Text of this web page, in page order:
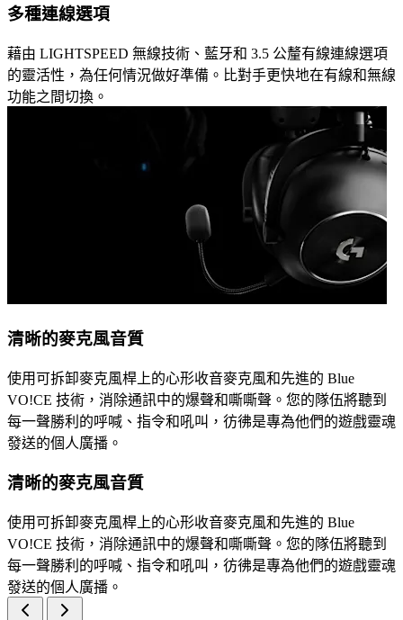
多種連線選項
藉由 LIGHTSPEED 無線技術、藍牙和 3.5 公釐有線連線選項
的靈活性，為任何情況做好準備。比對手更快地在有線和無線
功能之間切換。
清晰的麥克風音質
使用可拆卸麥克風桿上的心形收音麥克風和先進的 Blue
VO!CE 技術，消除通訊中的爆聲和嘶嘶聲。您的隊伍將聽到
每一聲勝利的呼喊、指令和吼叫，彷彿是專為他們的遊戲靈魂
發送的個人廣播。
清晰的麥克風音質
使用可拆卸麥克風桿上的心形收音麥克風和先進的 Blue
VO!CE 技術，消除通訊中的爆聲和嘶嘶聲。您的隊伍將聽到
每一聲勝利的呼喊、指令和吼叫，彷彿是專為他們的遊戲靈魂
發送的個人廣播。